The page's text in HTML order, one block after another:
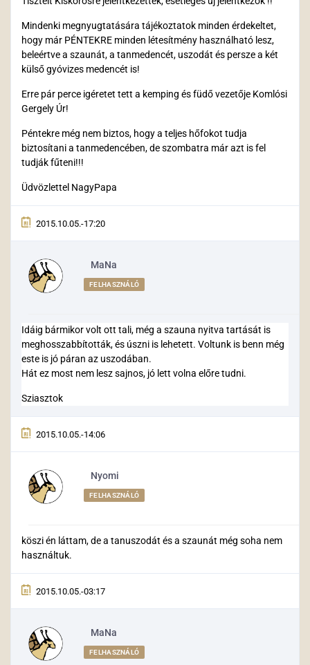
Mindenki megnyugtatására tájékoztatok minden érdekeltet,
hogy már PÉNTEKRE minden létesítmény használható lesz,
beleértve a szaunát, a tanmedencét, uszodát és persze a két
külső gyóvizes medencét is!
Erre pár perce igéretet tett a kemping és füdő vezetője Komlósi
Gergely Úr!
Péntekre még nem biztos, hogy a teljes hőfokot tudja
biztosítani a tanmedencében, de szombatra már azt is fel
tudják fűteni!!!
Üdvözlettel NagyPapa
2015.10.05.-17:20
MaNa
FELHASZNÁLÓ
Idáig bármikor volt ott tali, még a szauna nyitva tartását is
meghosszabbították, és úszni is lehetett. Voltunk is benn még
este is jó páran az uszodában.
Hát ez most nem lesz sajnos, jó lett volna előre tudni.
Sziasztok
2015.10.05.-14:06
Nyomi
FELHASZNÁLÓ
köszi én láttam, de a tanuszodát és a szaunát még soha nem
használtuk.
2015.10.05.-03:17
MaNa
FELHASZNÁLÓ